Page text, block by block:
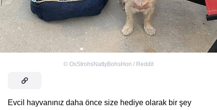
© OsStrohsNattyBohsHon / Reddit
Evcil hayvanınız daha önce size hediye olarak bir şey